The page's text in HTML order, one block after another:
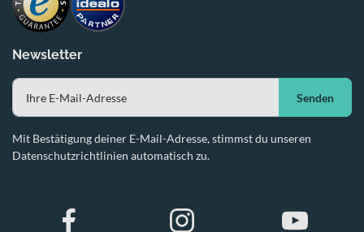
Newsletter
Senden
Mit Bestätigung deiner E-Mail-Adresse, stimmst du unseren
Datenschutzrichtlinien automatisch zu.